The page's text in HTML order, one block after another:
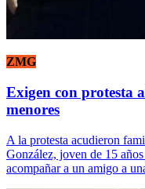
ZMG
Exigen con protesta
menores
A la protesta acudieron
González, joven de 15
acompañar a un amigo a